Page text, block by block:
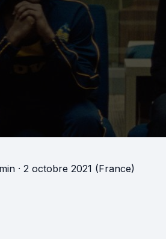
· 2 octobre 2021 (France)